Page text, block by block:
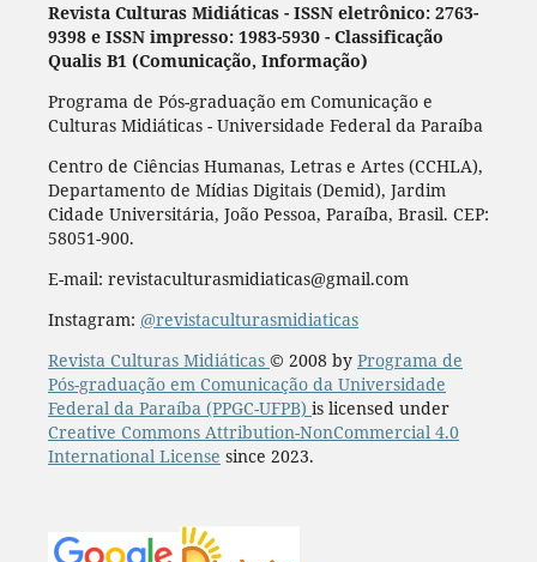
Revista Culturas Midiáticas - ISSN eletrônico: 2763-
9398 e ISSN impresso: 1983-5930 - Classificação
Qualis B1 (Comunicação, Informação)
Programa de Pós-graduação em Comunicação e
Culturas Midiáticas - Universidade Federal da Paraíba
Centro de Ciências Humanas, Letras e Artes (CCHLA),
Departamento de Mídias Digitais (Demid), Jardim
Cidade Universitária, João Pessoa, Paraíba, Brasil. CEP:
58051-900.
E-mail: revistaculturasmidiaticas@gmail.com
Instagram: @revistaculturasmidiaticas
Revista Culturas Midiáticas © 2008 by Programa de
Pós-graduação em Comunicação da Universidade
Federal da Paraíba (PPGC-UFPB) is licensed under
Creative Commons Attribution-NonCommercial 4.0
International License since 2023.